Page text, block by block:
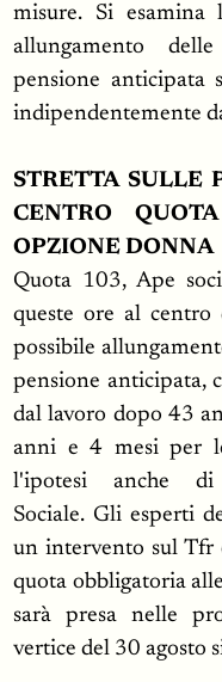
misure. Si
allungamento
pensione anticipata
indipendentemente
STRETTA SULLE
CENTRO
OPZIONE DONNA
Quota 103, Ape
queste ore al
possibile
pensione anticipata,
dal lavoro dopo 43
anni e 4 mesi per
l'ipotesi anche
Sociale. Gli esperti
un intervento sul Tfr
quota obbligatoria
sarà presa nelle
vertice del 30 agosto